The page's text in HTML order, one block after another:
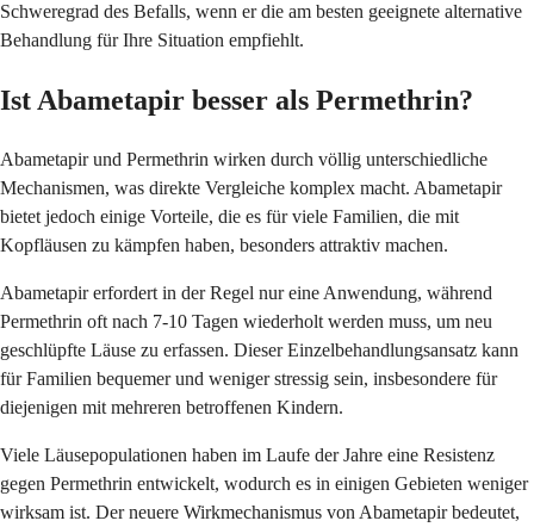
Schweregrad des Befalls, wenn er die am besten geeignete alternative
Behandlung für Ihre Situation empfiehlt.
Ist Abametapir besser als Permethrin?
Abametapir und Permethrin wirken durch völlig unterschiedliche
Mechanismen, was direkte Vergleiche komplex macht. Abametapir
bietet jedoch einige Vorteile, die es für viele Familien, die mit
Kopfläusen zu kämpfen haben, besonders attraktiv machen.
Abametapir erfordert in der Regel nur eine Anwendung, während
Permethrin oft nach 7-10 Tagen wiederholt werden muss, um neu
geschlüpfte Läuse zu erfassen. Dieser Einzelbehandlungsansatz kann
für Familien bequemer und weniger stressig sein, insbesondere für
diejenigen mit mehreren betroffenen Kindern.
Viele Läusepopulationen haben im Laufe der Jahre eine Resistenz
gegen Permethrin entwickelt, wodurch es in einigen Gebieten weniger
wirksam ist. Der neuere Wirkmechanismus von Abametapir bedeutet,